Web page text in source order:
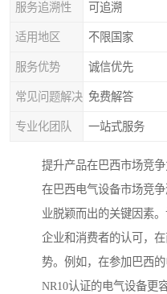
服务追溯性 可追溯
适用地区 不限国家
服务优势 诚信优先
常见问题解决 免费解答
专业化团队 一站式服务
提升产品在巴西市场竞争
在巴西电气设备市场竞
业脱颖而出的关键因素
企业和消费者的认可，
势。例如，在参加巴西
NR10认证的电气设备更